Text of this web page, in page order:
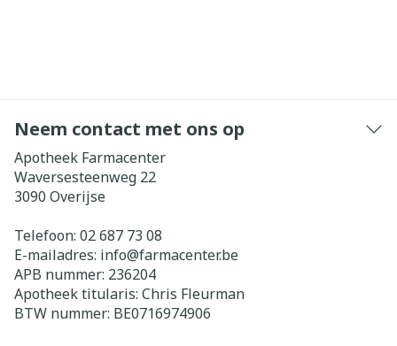
Neem contact met ons op
Apotheek Farmacenter
Waversesteenweg 22
3090 Overijse
Telefoon: 02 687 73 08
E-mailadres: info@farmacenter.be
APB nummer: 236204
Apotheek titularis: Chris Fleurman
BTW nummer: BE0716974906